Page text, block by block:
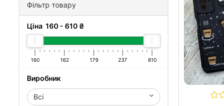
Фільтр товару
Ціна 160 - 610 ₴
160 162 179 237 610
Виробник
Всі